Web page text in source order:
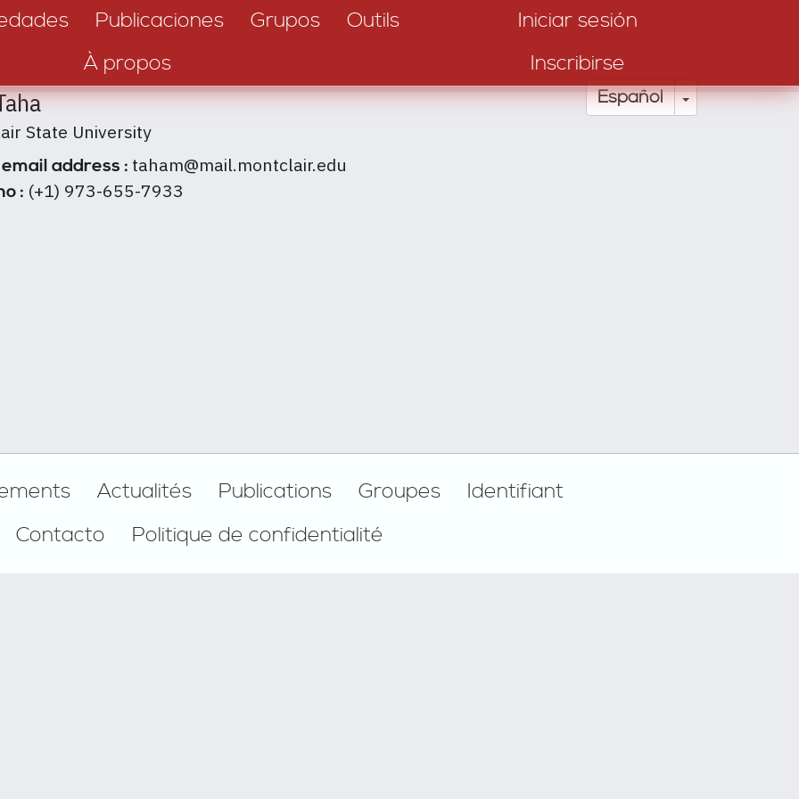
Publicaciones Grupos
Outils
À propos
Iniciar sesión
Inscribirse
Español Toggle
State University
address : taham@mail.montclair.edu
: (+1) 973-655-7933
Actualités Publications Groupes
Identifiant
Contacto
Politique de confidentialité